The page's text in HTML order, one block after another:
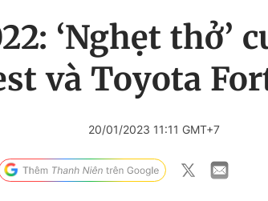
‘Nghẹt thở’
và Toyota
20/01/2023 11:11 GMT+7